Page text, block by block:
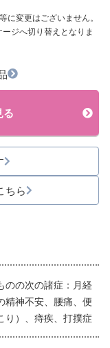
のの次の諸症：月経
精神不安、腰痛、便
り）、痔疾、打撲症
変更はございません。
ジへ切り替えとなりま
る
ちら